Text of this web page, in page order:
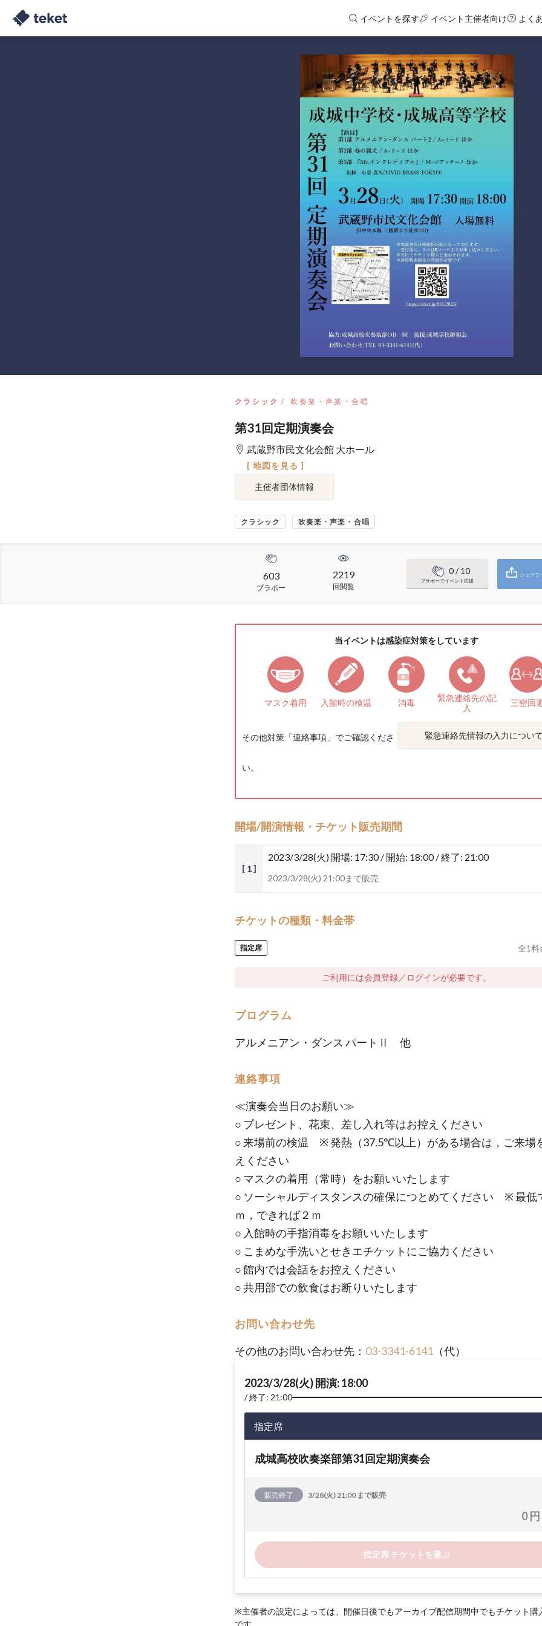
イベントを探す イベント主催者向け よく
クラシック 吹奏楽・声楽・合唱
第31回定期演奏会
武蔵野市民文化会館 大ホール
[ 地図を見る ]
主催者団体情報
クラシック 吹奏楽・声楽・合唱
603
ブラボー
2219
回閲覧
0/ 10
ブラボーでイベント応援
シェアで
当イベントは感染症対策をしています
マスク着用 入館時の検温 消毒 緊急連絡先の記
入
三密回
その他対策「連絡事項 」でご確認くださ
い。
緊急連絡先情報の入力について
開場/開演情報・チケット販売期間
[ 1 ]
2023/3/28(火) 開場: 17:30 / 開始: 18:00 / 終了: 21:00
2023/3/28(火) 21:00まで販売
チケットの種類・料金帯
指定席 全1料
ご利用には会員登録／ログインが必要です。
プログラム
アルメニアン・ダンス パートⅡ 他
連絡事項
≪演奏会当日のお願い≫
○ プレゼント、花束、差し入れ等はお控えください
○ 来場前の検温 ※ 発熱（37.5℃以上）がある場合は，ご来場
えください
○ マスクの着用（常時）をお願いいたします
○ ソーシャルディスタンスの確保につとめてください ※ 最低
ｍ，できれば２ｍ
○ 入館時の手指消毒をお願いいたします
○ こまめな手洗いとせきエチケットにご協力ください
○ 館内では会話をお控えください
○ 共用部での飲食はお断りいたします
お問い合わせ先
その他のお問い合わせ先： 03-3341-6141 （代）
2023/3/28(火) 開演: 18:00
終了: 21:00
指定席
成城高校吹奏楽部第31回定期演奏会
販売終了 3/28(火) 21:00 まで販売
0 円
指定席 チケットを選ぶ
※主催者の設定によっては、開催日後でもアーカイブ配信期間中でもチケット購
です。